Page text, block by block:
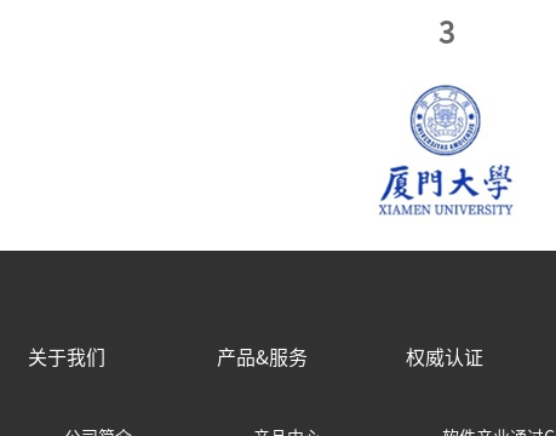
3
关于我们 产品&服务 权威认证